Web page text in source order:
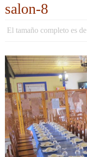
salon-8
El tamaño completo es de